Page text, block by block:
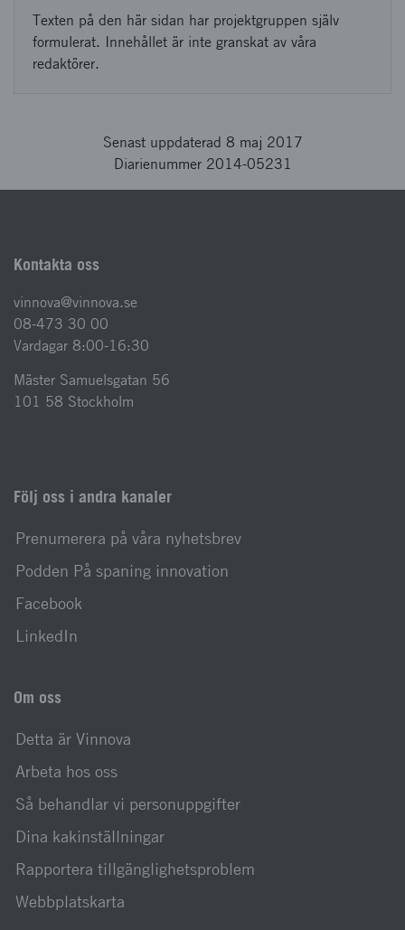
Texten på den här sidan har projektgruppen själv
formulerat. Innehållet är inte granskat av våra
redaktörer.
Senast uppdaterad 8 maj 2017
Diarienummer 2014-05231
Kontakta oss
vinnova@vinnova.se
08-473 30 00
Vardagar 8:00-16:30
Mäster Samuelsgatan 56
101 58 Stockholm
Följ oss i andra kanaler
Prenumerera på våra nyhetsbrev
Podden På spaning innovation
Facebook
LinkedIn
Om oss
Detta är Vinnova
Arbeta hos oss
Så behandlar vi personuppgifter
Dina kakinställningar
Rapportera tillgänglighetsproblem
Webbplatskarta